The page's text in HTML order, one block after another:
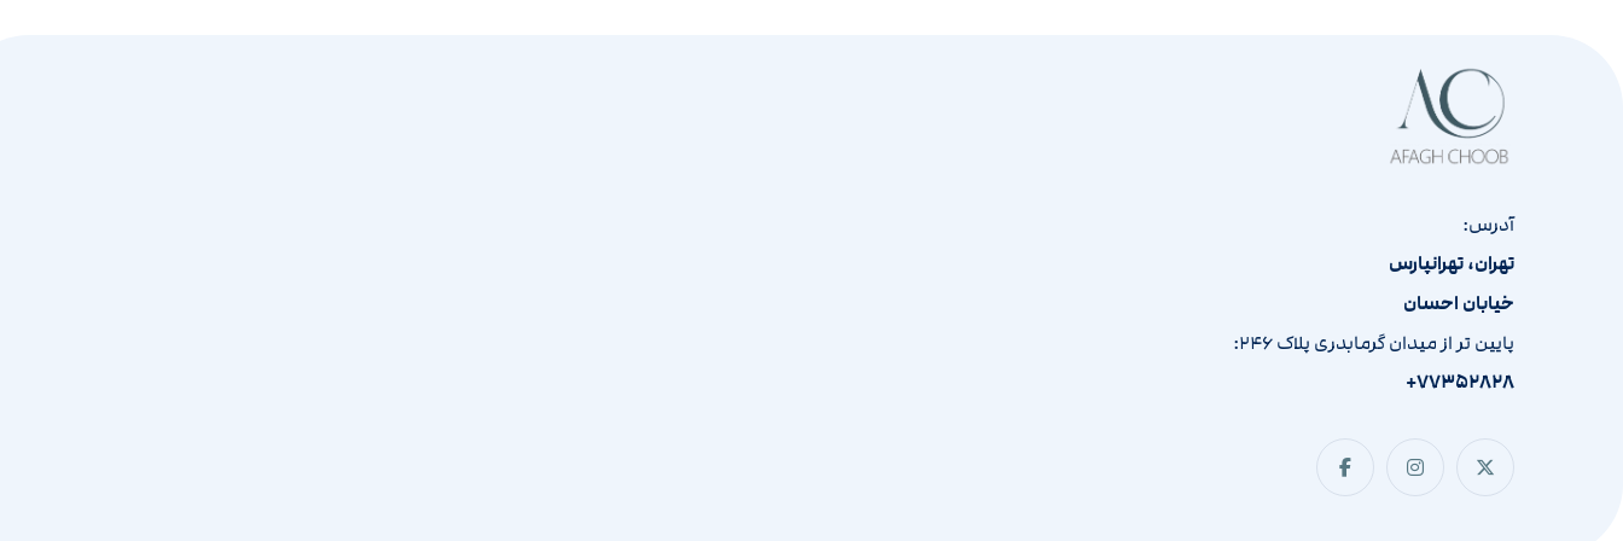
آدرس:
تهران، تهرانپارس
خیابان احسان
پایین تر از میدان گرمابدری پلاک ۲۴۶:
۷۷۳۵۲۸۲۸+